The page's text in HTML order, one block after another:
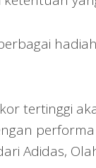
tertinggi
Adidas,